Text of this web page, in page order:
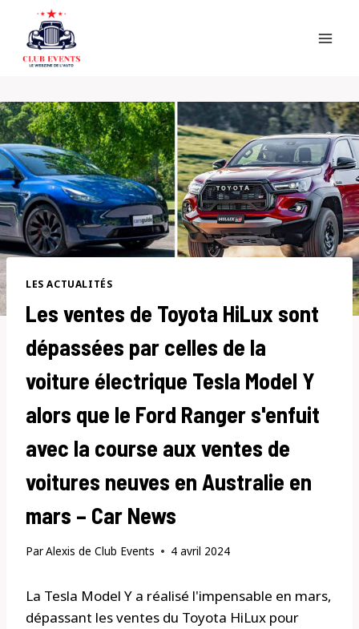
content
LES ACTUALITÉS
Les ventes de Toyota HiLux sont
dépassées par celles de la
voiture électrique Tesla Model Y
alors que le Ford Ranger s'enfuit
avec la course aux ventes de
voitures neuves en Australie en
mars – Car News
ParAlexis de Club Events 4 avril 2024
La Tesla Model Y a réalisé l'impensable en mars,
dépassant les ventes du Toyota HiLux pour